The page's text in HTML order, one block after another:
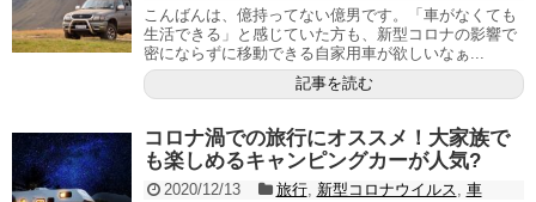
こんばんは、億持ってない億男です。「車がなくても
生活できる」と感じていた方も、新型コロナの影響で
密にならずに移動できる自家用車が欲しいなぁ...
記事を読む
コロナ渦での旅行にオススメ！大家族で
も楽しめるキャンピングカーが人気?
2020/12/13 旅行, 新型コロナウイルス, 車